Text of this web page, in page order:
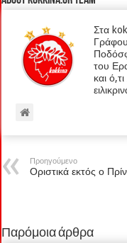
Στα
του
και
Προηγούμενο
Οριστικά εκτός ο
Παρόμοια άρθρα